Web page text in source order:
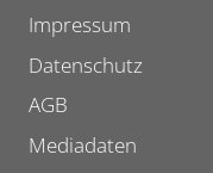
Impressum
Datenschutz
AGB
Mediadaten